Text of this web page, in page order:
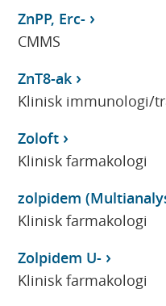
ZnPP, Erc-
CMMS
ZnT8-ak
Klinisk immunologi/
Zoloft
Klinisk farmakologi
zolpidem
Klinisk farmakologi
Zolpidem U-
Klinisk farmakologi